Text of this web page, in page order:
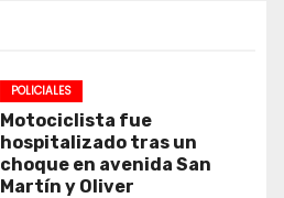
POLICIALES
Motociclista fue
hospitalizado tras un
choque en avenida San
Martín y Oliver